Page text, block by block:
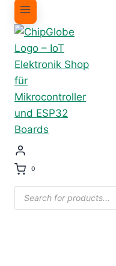
0
Products
search